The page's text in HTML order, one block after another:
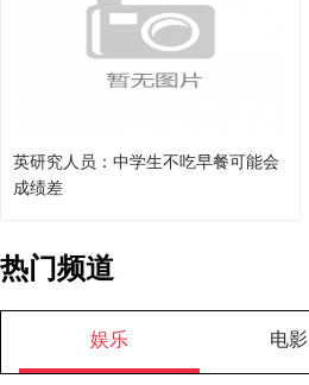
英研究人员：中学生不吃早餐可能会
成绩差
热门频道
娱乐 电影